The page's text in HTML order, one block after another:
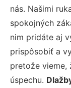
nás. Našimi
spokojných
nim pridáte aj
prispôsobiť a
pretože vieme,
úspechu.